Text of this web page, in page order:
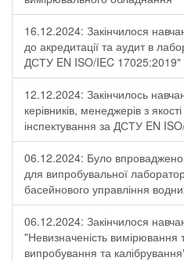
16.12.2024: Закінчилося
до акредитації та аудит в
ДСТУ EN ISO/IEC 17025:2019"
12.12.2024: Закінчилось
керівників, менеджерів з
інспектування за ДСТУ EN
06.12.2024: Було
для випробувальної
басейнового управління
06.12.2024: Закінчилося
"Невизначеність вимірювання
випробування та